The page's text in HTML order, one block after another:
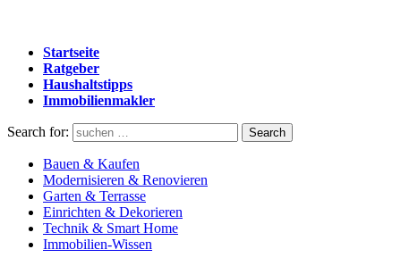
Startseite
Ratgeber
Haushaltstipps
Immobilienmakler
Search for: Search
Bauen & Kaufen
Modernisieren & Renovieren
Garten & Terrasse
Einrichten & Dekorieren
Technik & Smart Home
Immobilien-Wissen